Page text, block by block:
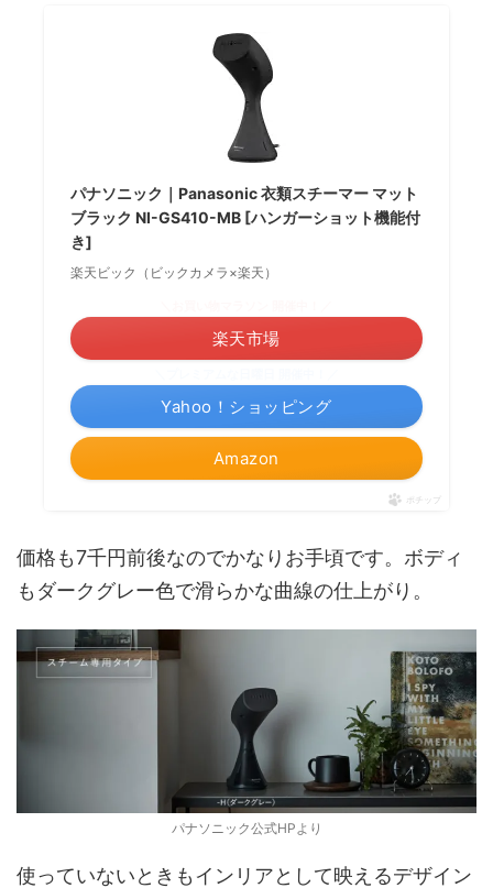
パナソニック｜Panasonic 衣類スチーマー マット
ブラック NI-GS410-MB [ハンガーショット機能付
き]
楽天ビック（ビックカメラ×楽天）
Amazon
楽天市場
Yahoo！ショッピング
ポチップ
価格も7千円前後なのでかなりお手頃です。ボディ
もダークグレー色で滑らかな曲線の仕上がり。
パナソニック公式HPより
使っていないときもインリアとして映えるデザイン